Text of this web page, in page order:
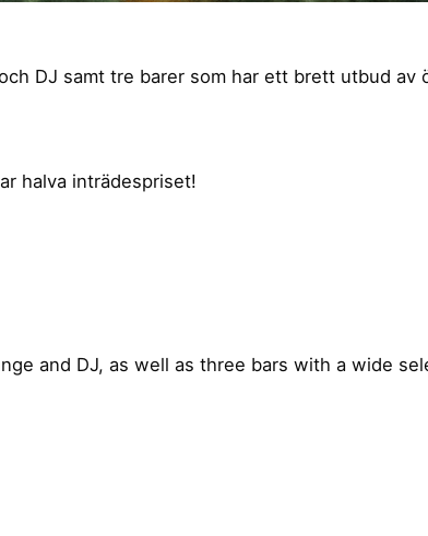
DJ samt tre barer som har ett brett utbud av
halva inträdespriset!
and DJ, as well as three bars with a wide